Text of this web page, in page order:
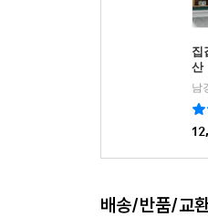
집
산
남
배송/반품/교